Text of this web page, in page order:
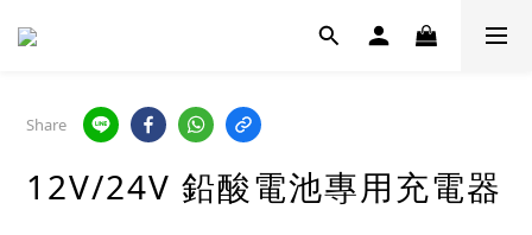
Share
12V/24V 鉛酸電池專用充電器